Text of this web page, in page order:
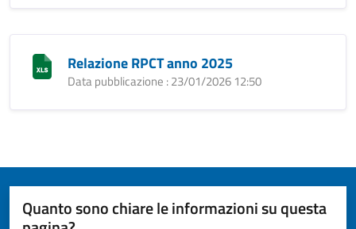
Relazione RPCT anno 2025
Data pubblicazione : 23/01/2026 12:50
Quanto sono chiare le informazioni su questa